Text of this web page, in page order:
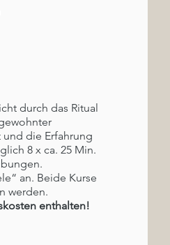
durch das Ritual
die Erfahrung
8 x ca. 25 Min.
an. Beide Kurse
werden.
enthalten!